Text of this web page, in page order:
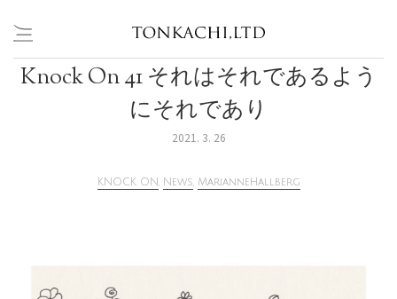
SkipKnock On 41 それはそれであるよう
にそれであり
2021. 3. 26
KNOCK ON, News, MarianneHallberg